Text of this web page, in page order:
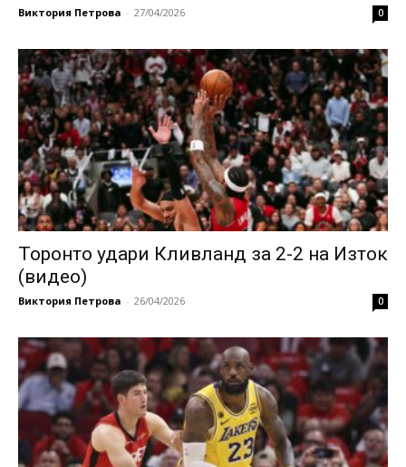
Виктория Петрова - 27/04/2026 0
Торонто удари Кливланд за 2-2 на Изток
(видео)
Виктория Петрова - 26/04/2026 0